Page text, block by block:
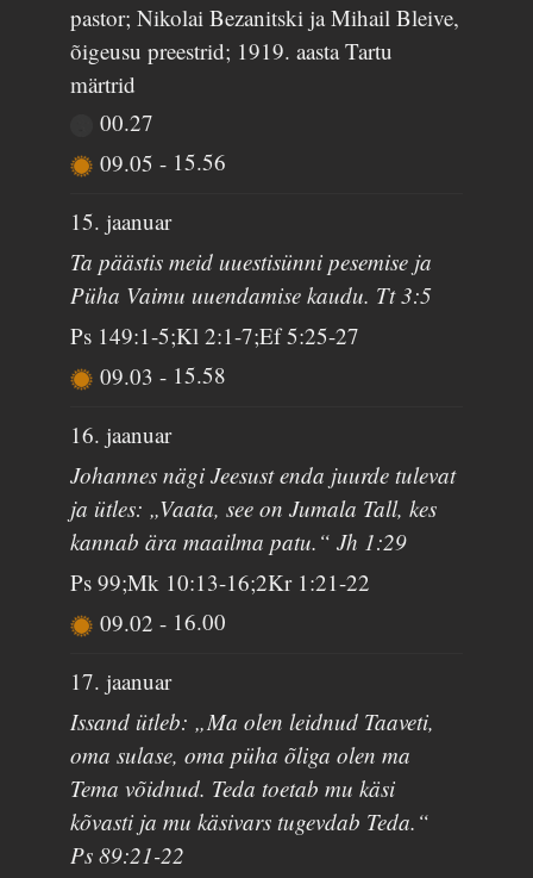
pastor; Nikolai Bezanitski ja Mihail Bleive,
õigeusu preestrid; 1919. aasta Tartu
märtrid
00.27
09.05- 15.56
15. jaanuar
Ta päästis meid uuestisünni pesemise ja
Püha Vaimu uuendamise kaudu. Tt 3:5
Ps 149:1-5;Kl 2:1-7;Ef 5:25-27
09.03- 15.58
16. jaanuar
Johannes nägi Jeesust enda juurde tulevat
ja ütles: „Vaata, see on Jumala Tall, kes
kannab ära maailma patu.“ Jh 1:29
Ps 99;Mk 10:13-16;2Kr 1:21-22
09.02- 16.00
17. jaanuar
Issand ütleb: „Ma olen leidnud Taaveti,
oma sulase, oma püha õliga olen ma
Tema võidnud. Teda toetab mu käsi
kõvasti ja mu käsivars tugevdab Teda.“
Ps 89:21-22